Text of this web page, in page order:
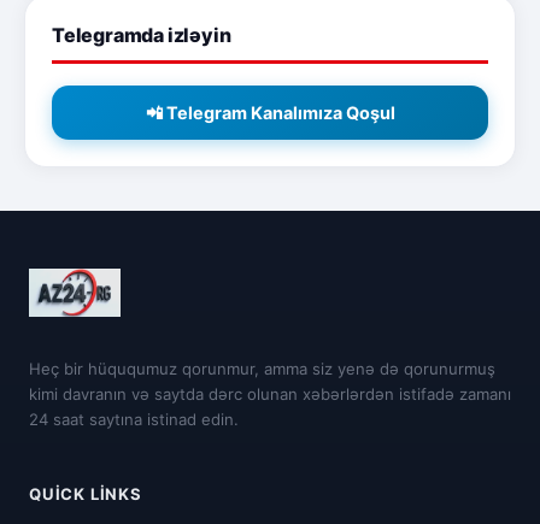
Telegramda izləyin
📲 Telegram Kanalımıza Qoşul
Heç bir hüququmuz qorunmur, amma siz yenə də qorunurmuş
kimi davranın və saytda dərc olunan xəbərlərdən istifadə zamanı
24 saat saytına istinad edin.
QUICK LINKS